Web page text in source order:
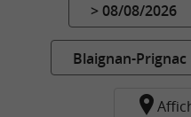
> 08/08/2026
Blaignan-Prignac